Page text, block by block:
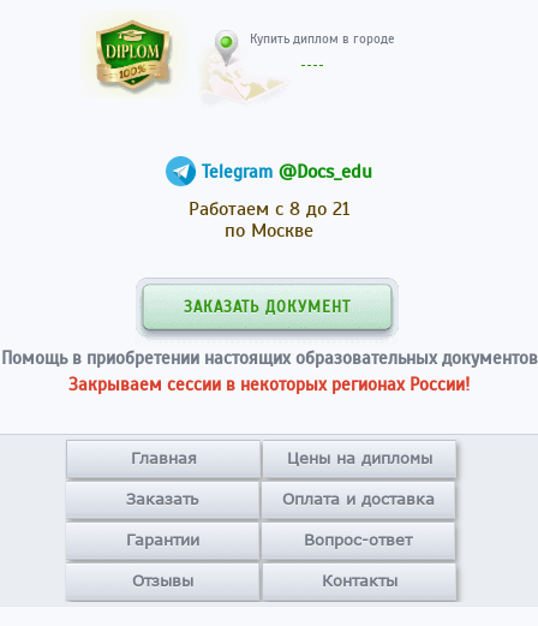
Telegram @Docs_edu
Работаем с 8 до 21
по Москве
ЗАКАЗАТЬ ДОКУМЕНТ
Помощь в приобретении настоящих образовательных документов
Закрываем сессии в некоторых регионах России!
Главная Цены на дипломы
Заказать Оплата и доставка
Гарантии Вопрос-ответ
Отзывы Контакты